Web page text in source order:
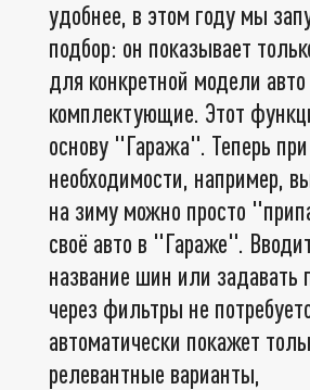
удобнее, в этом году мы
подбор: он показывает
для конкретной модели авто
комплектующие. Этот
основу "Гаража". Теперь при
необходимости, например,
на зиму можно просто
своё авто в "Гараже".
название шин или задавать
через фильтры не
автоматически покажет
релевантные варианты,